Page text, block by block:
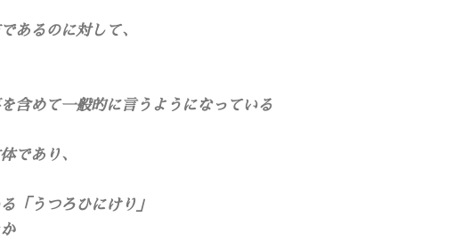
あるのに対して、
含めて一般的に言うようになっている
であり、
「うつろひにけり」